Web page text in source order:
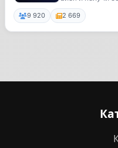
...
9 920 2 669